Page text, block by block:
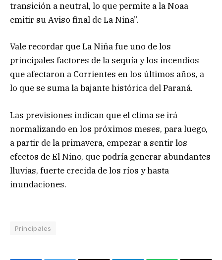
transición a neutral, lo que permite a la Noaa
emitir su Aviso final de La Niña”.
Vale recordar que La Niña fue uno de los
principales factores de la sequía y los incendios
que afectaron a Corrientes en los últimos años, a
lo que se suma la bajante histórica del Paraná.
Las previsiones indican que el clima se irá
normalizando en los próximos meses, para luego,
a partir de la primavera, empezar a sentir los
efectos de El Niño, que podría generar abundantes
lluvias, fuerte crecida de los ríos y hasta
inundaciones.
Principales